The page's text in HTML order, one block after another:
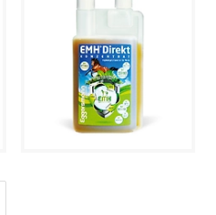
kg Energielieferant